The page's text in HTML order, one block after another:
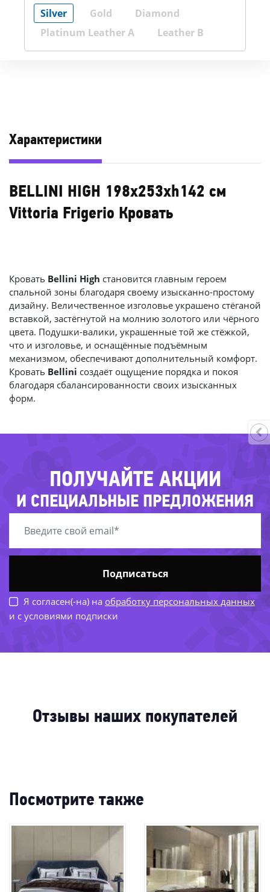
Silver Gold
Diamond
Platinum Leather A
Leather B
Характеристики
BELLINI HIGH 198x253xh142 см
Vittoria Frigerio Кровать
Кровать Bellini High становится главным героем
спальной зоны благодаря своему изысканно-простому
дизайну. Величественное изголовье украшено стёганой
вставкой, застёгнутой на молнию золотого или чёрного
цвета. Подушки-валики, украшенные той же стёжкой,
что и изголовье, и оснащённые подъёмным
механизмом, обеспечивают дополнительный комфорт.
Кровать Bellini создаёт ощущение порядка и покоя
благодаря сбалансированности своих изысканных
форм.
ПОЛУЧАЙТЕ АКЦИИ
И СПЕЦИАЛЬНЫЕ ПРЕДЛОЖЕНИЯ
Я согласен(-на) на обработку персональных данных
и с условиями подписки
Подписаться
-
-
-
-
-
-79%-77%
-
-28%
-
--
--
-
-81%
-26%
Отзывы наших покупателей
Посмотрите также